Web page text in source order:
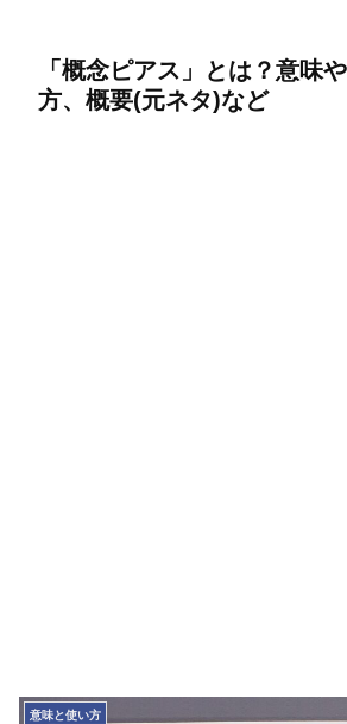
「概念ピアス」とは？意味
方、概要(元ネタ)など
意味と使い方